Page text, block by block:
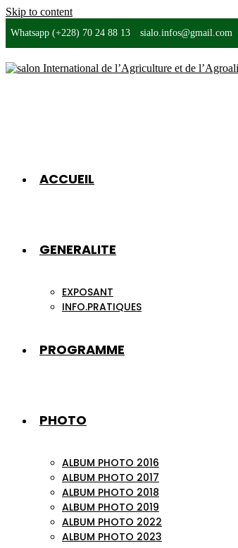
Skip to content
Whatsapp (+228) 70 24 88 13 sialo.infos@gmail.com
ACCUEIL
GENERALITE
EXPOSANT
INFO.PRATIQUES
PROGRAMME
PHOTO
ALBUM PHOTO 2016
ALBUM PHOTO 2017
ALBUM PHOTO 2018
ALBUM PHOTO 2019
ALBUM PHOTO 2022
ALBUM PHOTO 2023